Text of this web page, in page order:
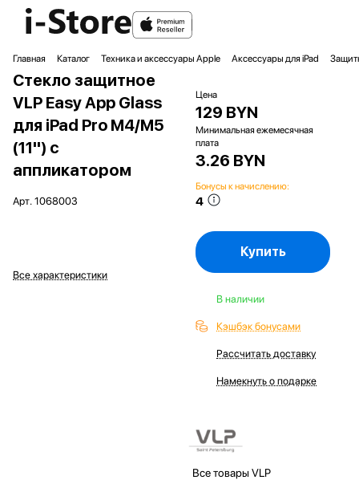
Главная Каталог Техника и аксессуары Apple Аксессуары для iPad
Стекло защитное
VLP Easy App Glass
для iPad Pro M4/M5
(11'') с
аппликатором
Арт. 1068003
Все характеристики
Цена
129 BYN
Минимальная ежемесячная
плата
3.26 BYN
Бонусы к начислению:
4
Купить
В наличии
Кэшбэк бонусами
Рассчитать доставку
Намекнуть о подарке
Все товары VLP